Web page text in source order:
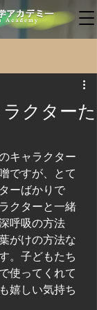
クターた
キャラクター
ですが、とて
ーばかりで
クターと一緒
呼吸の方法
がけの方法な
。子どもたち
使ってくれて
嬉しい気持ち